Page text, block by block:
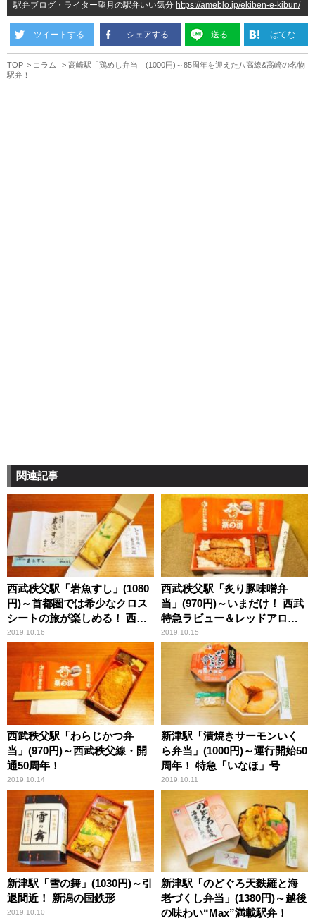
駅弁ブログ・ライター望月の駅弁いい気分 https://ameblo.jp/ekiben-e-kibun/
ツイートする シェアする 送る はてな
TOP コラム
高崎駅「鶏めし弁当」(1000円)～85周年を迎えた八高線&高崎の名物
駅弁！
関連記事
西武秩父駅「岩魚すし」(1080
円)～首都圏では希少なクロス
シートの旅が楽しめる！ 西武
4000系電車
2019.10.16
西武秩父駅「炙り豚味噌弁
当」(970円)～いまだけ！ 西武
特急ラビュー＆レッドアロー
の乗り比べ!!
2019.10.15
西武秩父駅「わらじかつ弁
当」(970円)～西武秩父線・開
通50周年！
2019.10.14
新津駅「漬焼きサーモンいく
ら弁当」(1000円)～運行開始50
周年！ 特急「いなほ」号
2019.10.11
新津駅「雪の舞」(1030円)～引
退間近！ 新潟の国鉄形
2019.10.10
新津駅「のどぐろ天麩羅と海
老づくし弁当」(1380円)～越後
の味わい“Max”満載駅弁！